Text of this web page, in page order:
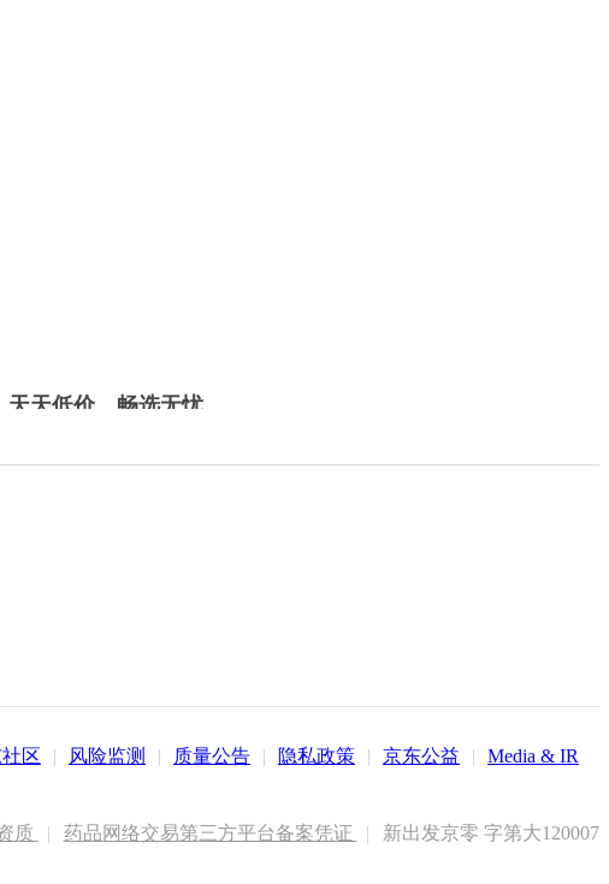
天天低价，畅选无忧
区 | 风险监测 | 质量公告 | 隐私政策 | 京东公益 | Media & IR
质 | 药品网络交易第三方平台备案凭证 |
新出发京零 字第大120007